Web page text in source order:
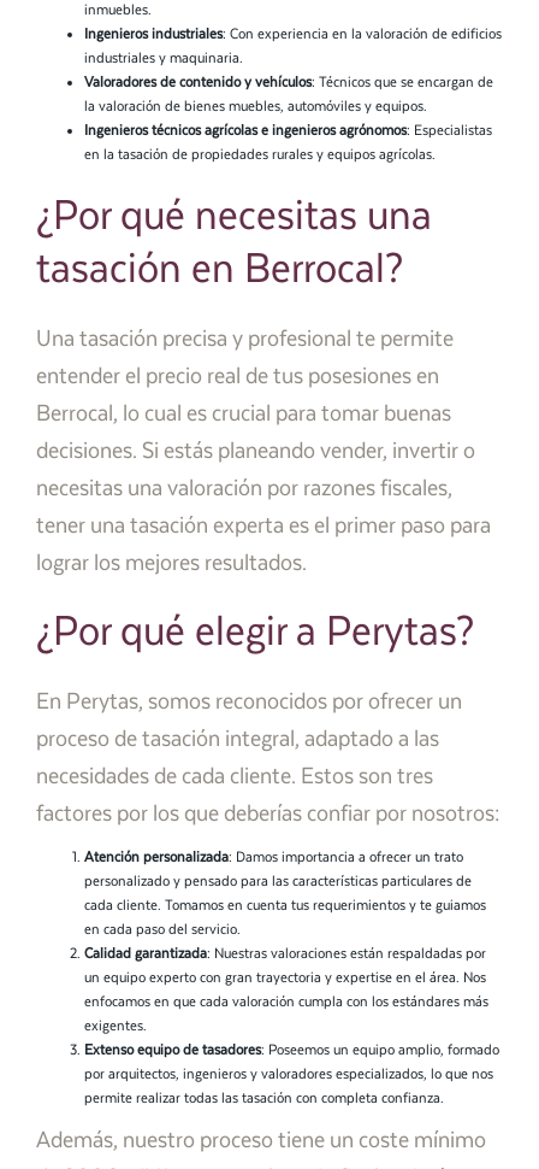
inmuebles.
Ingenieros industriales: Con experiencia en la valoración de edificios
industriales y maquinaria.
Valoradores de contenido y vehículos: Técnicos que se encargan de
la valoración de bienes muebles, automóviles y equipos.
Ingenieros técnicos agrícolas e ingenieros agrónomos: Especialistas
en la tasación de propiedades rurales y equipos agrícolas.
¿Por qué necesitas una
tasación en Berrocal?
Una tasación precisa y profesional te permite
entender el precio real de tus posesiones en
Berrocal, lo cual es crucial para tomar buenas
decisiones. Si estás planeando vender, invertir o
necesitas una valoración por razones fiscales,
tener una tasación experta es el primer paso para
lograr los mejores resultados.
¿Por qué elegir a Perytas?
En Perytas, somos reconocidos por ofrecer un
proceso de tasación integral, adaptado a las
necesidades de cada cliente. Estos son tres
factores por los que deberías confiar por nosotros:
Atención personalizada: Damos importancia a ofrecer un trato
personalizado y pensado para las características particulares de
cada cliente. Tomamos en cuenta tus requerimientos y te guiamos
en cada paso del servicio.
Calidad garantizada: Nuestras valoraciones están respaldadas por
un equipo experto con gran trayectoria y expertise en el área. Nos
enfocamos en que cada valoración cumpla con los estándares más
exigentes.
Extenso equipo de tasadores: Poseemos un equipo amplio, formado
por arquitectos, ingenieros y valoradores especializados, lo que nos
permite realizar todas las tasación con completa confianza.
Además, nuestro proceso tiene un coste mínimo